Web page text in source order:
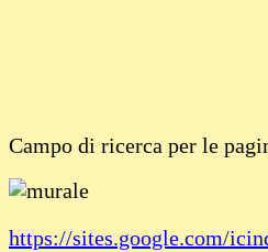
Campo di ricerca per le
https://sites.google.com/